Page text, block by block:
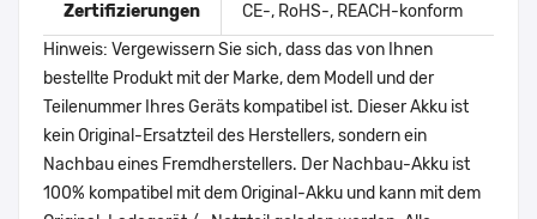
Zertifizierungen
CE-, RoHS-, REACH-konform
Hinweis: Vergewissern Sie sich, dass das von Ihnen
bestellte Produkt mit der Marke, dem Modell und der
Teilenummer Ihres Geräts kompatibel ist. Dieser Akku ist
kein Original-Ersatzteil des Herstellers, sondern ein
Nachbau eines Fremdherstellers. Der Nachbau-Akku ist
100% kompatibel mit dem Original-Akku und kann mit dem